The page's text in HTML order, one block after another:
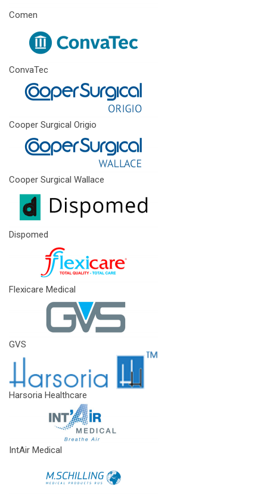
Comen
ConvaTec
Cooper Surgical Origio
Cooper Surgical Wallace
Dispomed
Flexicare Medical
GVS
Harsoria Healthcare
IntAir Medical